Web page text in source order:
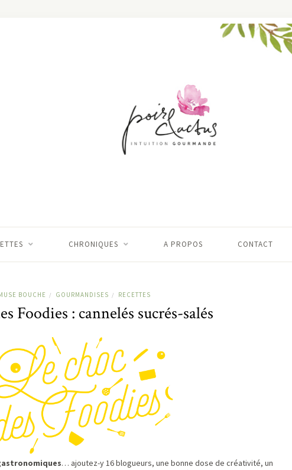
CHRONIQUES A PROPOS CONTACT
BOUCHE / GOURMANDISES / RECETTES
Foodies : cannelés sucrés-salés
… ajoutez-y 16 blogueurs, une bonne dose de créativité, un